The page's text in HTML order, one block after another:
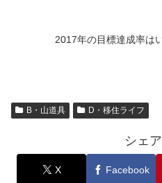
2017年の目標達成率は
B・山道具 D・移住ライフ
シェ
X Facebook